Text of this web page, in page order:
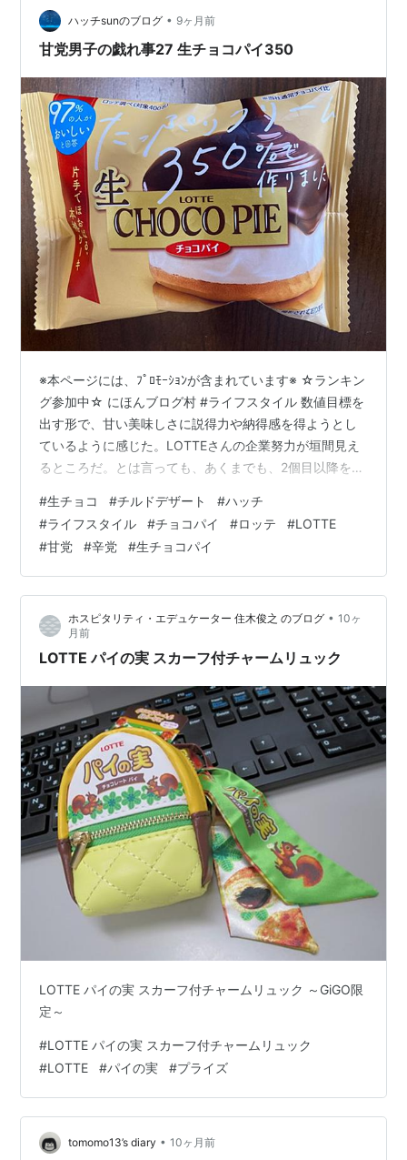
ッテ…ハッチsunのブログ • 9ヶ月前
甘党男子の戯れ事27 生チョコパイ350
※本ページには、ﾌﾟﾛﾓｰｼｮﾝが含まれています※ ☆ランキン
グ参加中☆ にほんブログ村 #ライフスタイル 数値目標を
出す形で、甘い美味しさに説得力や納得感を得ようとし
ているように感じた。LOTTEさんの企業努力が垣間見え
るところだ。とは言っても、あくまでも、2個目以降を食
得ながら、ちょいと冷たい快感もありつつのしっかり甘
いという、やっぱりこれはチョコパイだぁーと声を上げ
たくなったね。 前回シリーズリンク hatch51.com とい
うのは、この外見だけじゃわからないだろうが、これ、
アイスって言っていい感じの物なんだよー。正式にはチ
ルドスウィー…
#生チョコ #チルドデザート #ハッチ
#ライフスタイル #チョコパイ #ロッテ #LOTTE
#甘党 #辛党 #生チョコパイ
ホスピタリティ・エデュケーター 住木俊之 のブログ • 10ヶ
月前
LOTTE パイの実 スカーフ付チャームリュック
LOTTE パイの実 スカーフ付チャームリュック ～GiGO限
定～
#LOTTE パイの実 スカーフ付チャームリュック
#LOTTE #パイの実 #プライズ
tomomo13’s diary • 10ヶ月前